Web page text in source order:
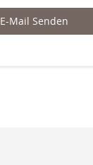
E-Mail Senden